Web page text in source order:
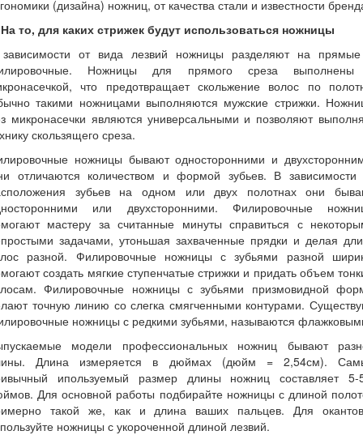
(дизайна) ножниц, от качества стали и известности
то, для каких стрижек будут использоваться ножницы
от вида лезвий ножницы разделяют на
Ножницы для прямого среза
что предотвращает скольжение волос по
такими ножницами выполняются мужские стрижки.
микронасечки являются универсальными и позволяют
скользящего среза.
ножницы бывают односторонними и
отличаются количеством и формой зубьев. В зависимости
зубьев на одном или двух полотнах они
или двухсторонними. Филировочные
мастеру за считанные минуты справиться с
задачами, утоньшая захваченные прядки и делая
разной. Филировочные ножницы с зубьями разной
создать мягкие ступенчатые стрижки и придать объем
Филировочные ножницы с зубьями призмовидной
точную линию со слегка смягченными контурами.
ножницы с редкими зубьями, называются
модели профессиональных ножниц бывают
Длина измеряется в дюймах (дюйм = 2,54см).
ипользуемый размер длины ножниц составляет 5-
Для основной работы подбирайте ножницы с длиной
такой же, как и длина ваших пальцев. Для
ножницы с укороченной длиной лезвий.